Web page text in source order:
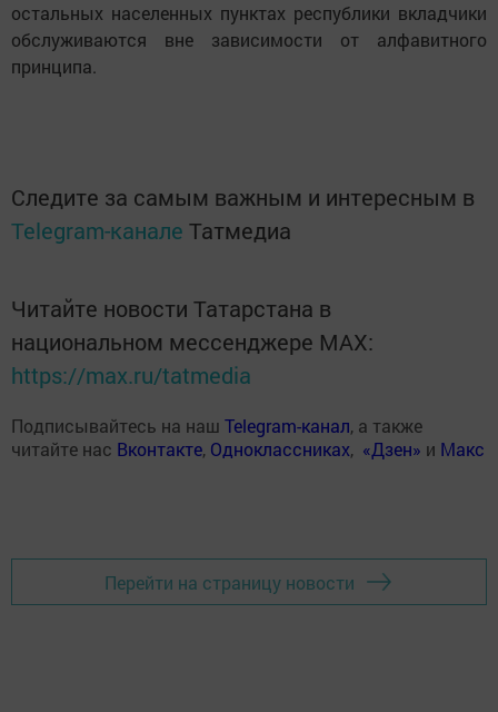
остальных населенных пунктах республики вкладчики
обслуживаются вне зависимости от алфавитного
принципа.
Следите за самым важным и интересным в
Telegram-канале Татмедиа
Читайте новости Татарстана в
национальном мессенджере MАХ:
https://max.ru/tatmedia
Подписывайтесь на наш Telegram-канал, а также
читайте нас Вконтакте, Одноклассниках, «Дзен» и Макс
Перейти на страницу новости